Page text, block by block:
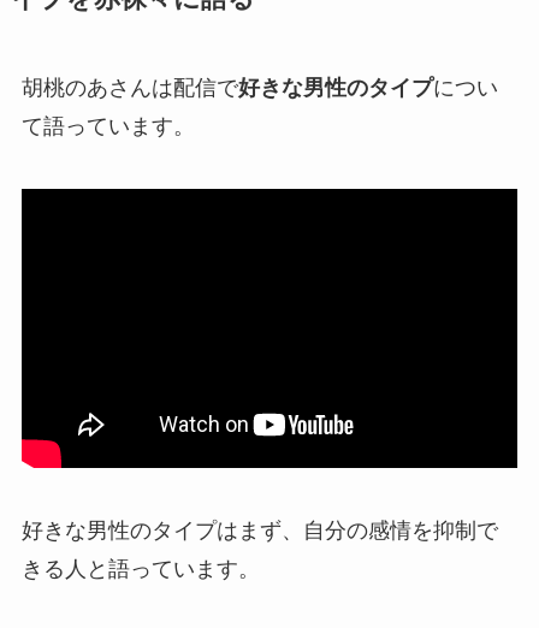
胡桃のあさんは配信で好きな男性のタイプについ
て語っています。
好きな男性のタイプはまず、自分の感情を抑制で
きる人 と語っています。